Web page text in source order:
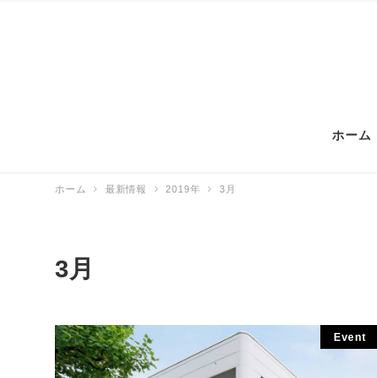
ホーム
ホーム 最新情報 2019年 3月
3月
Event